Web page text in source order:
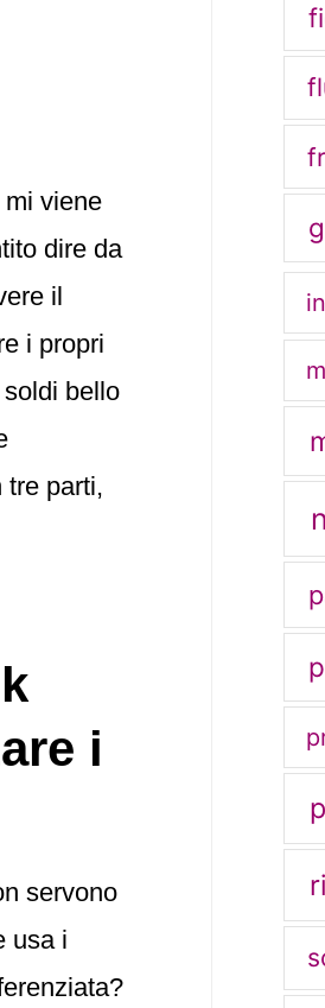
viene
dire da
il
i propri
bello
tre parti,
i
servono
usa i